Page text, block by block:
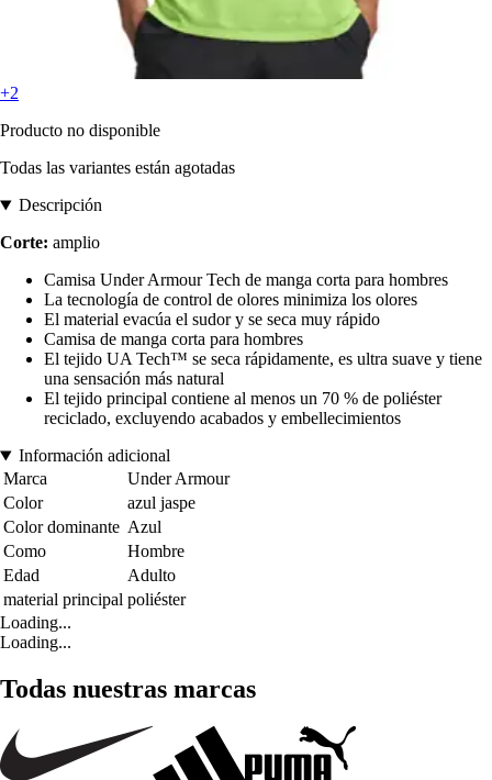
+2
Producto no disponible
Todas las variantes están agotadas
Descripción
Corte: amplio
Camisa Under Armour Tech de manga corta para hombres
La tecnología de control de olores minimiza los olores
El material evacúa el sudor y se seca muy rápido
Camisa de manga corta para hombres
El tejido UA Tech™ se seca rápidamente, es ultra suave y tiene
una sensación más natural
El tejido principal contiene al menos un 70 % de poliéster
reciclado, excluyendo acabados y embellecimientos
Información adicional
Marca
Under Armour
Color
azul jaspe
Color dominante Azul
Como
Hombre
Edad
Adulto
material principal poliéster
Loading...
Loading...
Todas nuestras marcas